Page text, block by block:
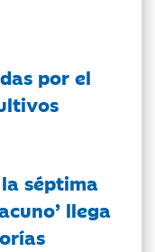
por el
séptima
llega